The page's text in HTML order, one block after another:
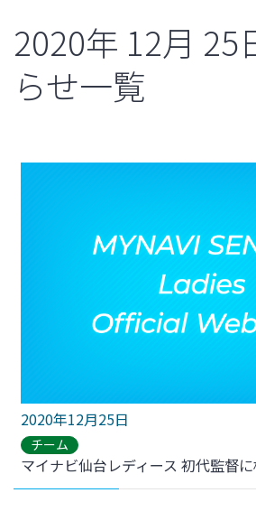
2020年 12月 25
らせ一覧
2020年12月25日
チーム